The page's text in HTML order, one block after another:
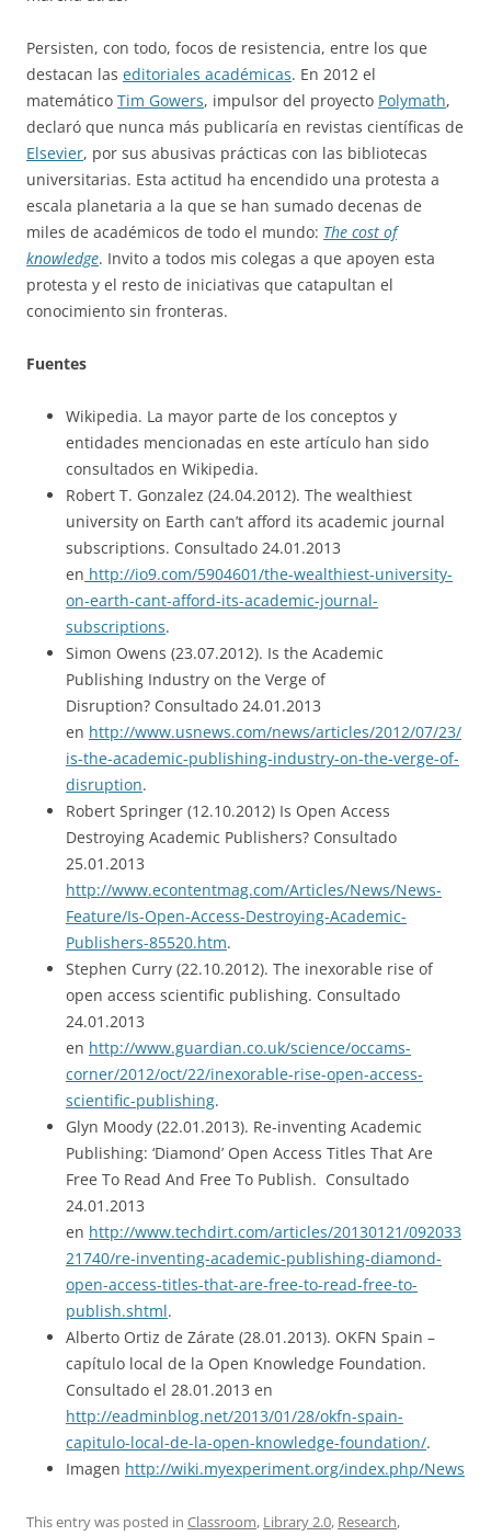
Persisten, con todo, focos de resistencia, entre los que
destacan las editoriales académicas. En 2012 el
matemático Tim Gowers, impulsor del proyecto Polymath,
declaró que nunca más publicaría en revistas científicas de
Elsevier, por sus abusivas prácticas con las bibliotecas
universitarias. Esta actitud ha encendido una protesta a
escala planetaria a la que se han sumado decenas de
miles de académicos de todo el mundo: The cost of
knowledge. Invito a todos mis colegas a que apoyen esta
protesta y el resto de iniciativas que catapultan el
conocimiento sin fronteras.
Fuentes
Wikipedia. La mayor parte de los conceptos y
entidades mencionadas en este artículo han sido
consultados en Wikipedia.
Robert T. Gonzalez (24.04.2012). The wealthiest
university on Earth can’t afford its academic journal
subscriptions. Consultado 24.01.2013
en http://io9.com/5904601/the-wealthiest-university-
on-earth-cant-afford-its-academic-journal-
subscriptions.
Simon Owens (23.07.2012). Is the Academic
Publishing Industry on the Verge of
Disruption? Consultado 24.01.2013
en http://www.usnews.com/news/articles/2012/07/23/
is-the-academic-publishing-industry-on-the-verge-of-
disruption.
Robert Springer (12.10.2012) Is Open Access
Destroying Academic Publishers? Consultado
25.01.2013
http://www.econtentmag.com/Articles/News/News-
Feature/Is-Open-Access-Destroying-Academic-
Publishers-85520.htm.
Stephen Curry (22.10.2012). The inexorable rise of
open access scientific publishing. Consultado
24.01.2013
en http://www.guardian.co.uk/science/occams-
corner/2012/oct/22/inexorable-rise-open-access-
scientific-publishing.
Glyn Moody (22.01.2013). Re-inventing Academic
Publishing: ‘Diamond’ Open Access Titles That Are
Free To Read And Free To Publish. Consultado
24.01.2013
en http://www.techdirt.com/articles/20130121/092033
21740/re-inventing-academic-publishing-diamond-
open-access-titles-that-are-free-to-read-free-to-
publish.shtml.
Alberto Ortiz de Zárate (28.01.2013). OKFN Spain –
capítulo local de la Open Knowledge Foundation.
Consultado el 28.01.2013 en
http://eadminblog.net/2013/01/28/okfn-spain-
capitulo-local-de-la-open-knowledge-foundation/.
Imagen http://wiki.myexperiment.org/index.php/News
This entry was posted in Classroom, Library 2.0, Research,